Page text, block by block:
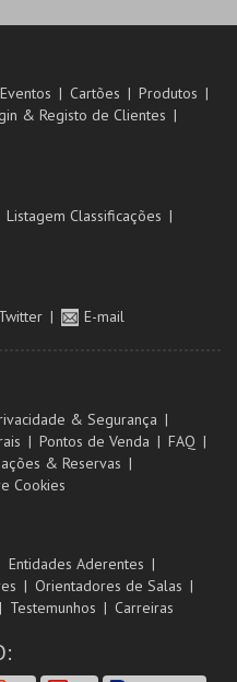
Eventos Cartões
Produtos
& Registo de Clientes
Listagem Classificações
Twitter E-mail
& Segurança
Pontos de Venda
FAQ
& Reservas
Cookies
Entidades Aderentes
Orientadores de Salas
Testemunhos Carreiras